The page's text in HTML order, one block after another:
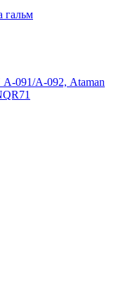
гальм
091/А-092, Ataman